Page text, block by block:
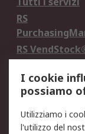
RS
RS
Legale
Informativa
I cookie
possiamo
Utilizziamo i
l'utilizzo del